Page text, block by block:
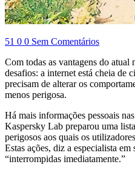
51 0 0 Sem Comentários
Com todas as vantagens do
desafios: a internet está cheia de
precisam de alterar os
menos perigosa.
Há mais informações pessoais
Kaspersky Lab preparou uma
perigosos aos quais os
Estas ações, diz a especialista em
“interrompidas imediatamente.”